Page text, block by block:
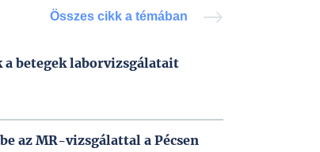
Összes cikk a témában
betegek laborvizsgálatait
az MR-vizsgálattal a Pécsen